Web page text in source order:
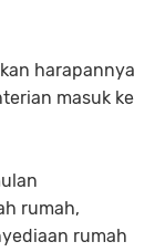
harapannya
masuk ke
rumah,
rumah